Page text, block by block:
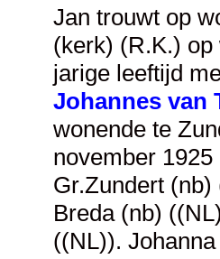
Jan trouwt op
(kerk) (R.K.)
jarige leeftijd
Johannes van
wonende te
november
Gr.Zundert
Breda (nb)
((NL)).